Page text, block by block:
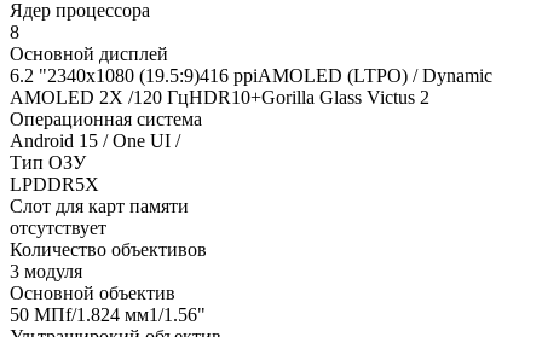
Ядер процессора
8
Основной дисплей
6.2 "2340x1080 (19.5:9)416 ppiAMOLED (LTPO) / Dynamic
AMOLED 2X /120 ГцHDR10+Gorilla Glass Victus 2
Операционная система
Android 15 / One UI /
Тип ОЗУ
LPDDR5X
Слот для карт памяти
отсутствует
Количество объективов
3 модуля
Основной объектив
50 МПf/1.824 мм1/1.56"